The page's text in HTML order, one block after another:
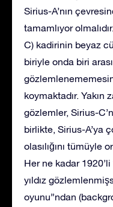
Sirius-A’nın
tamamlıyor
C) kadirinin beyaz
biriyle onda biri
koymaktadır. Yakın
gözlemler, Sirius-
birlikte, Sirius-A’ya
olasılığını tümüyle
Her ne kadar
yıldız
oyunu”ndan